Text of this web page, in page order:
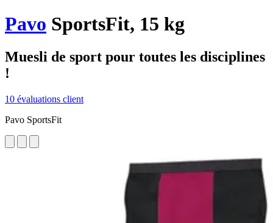
Pavo SportsFit, 15 kg
Muesli de sport pour toutes les disciplines
!
10 évaluations client
Pavo SportsFit